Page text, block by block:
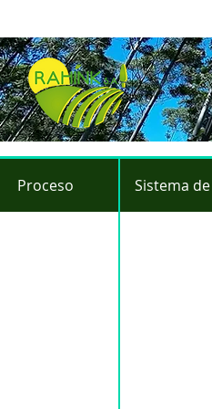
Proceso Sistema